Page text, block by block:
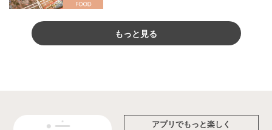
もっと見る
アプリでもっと楽しく